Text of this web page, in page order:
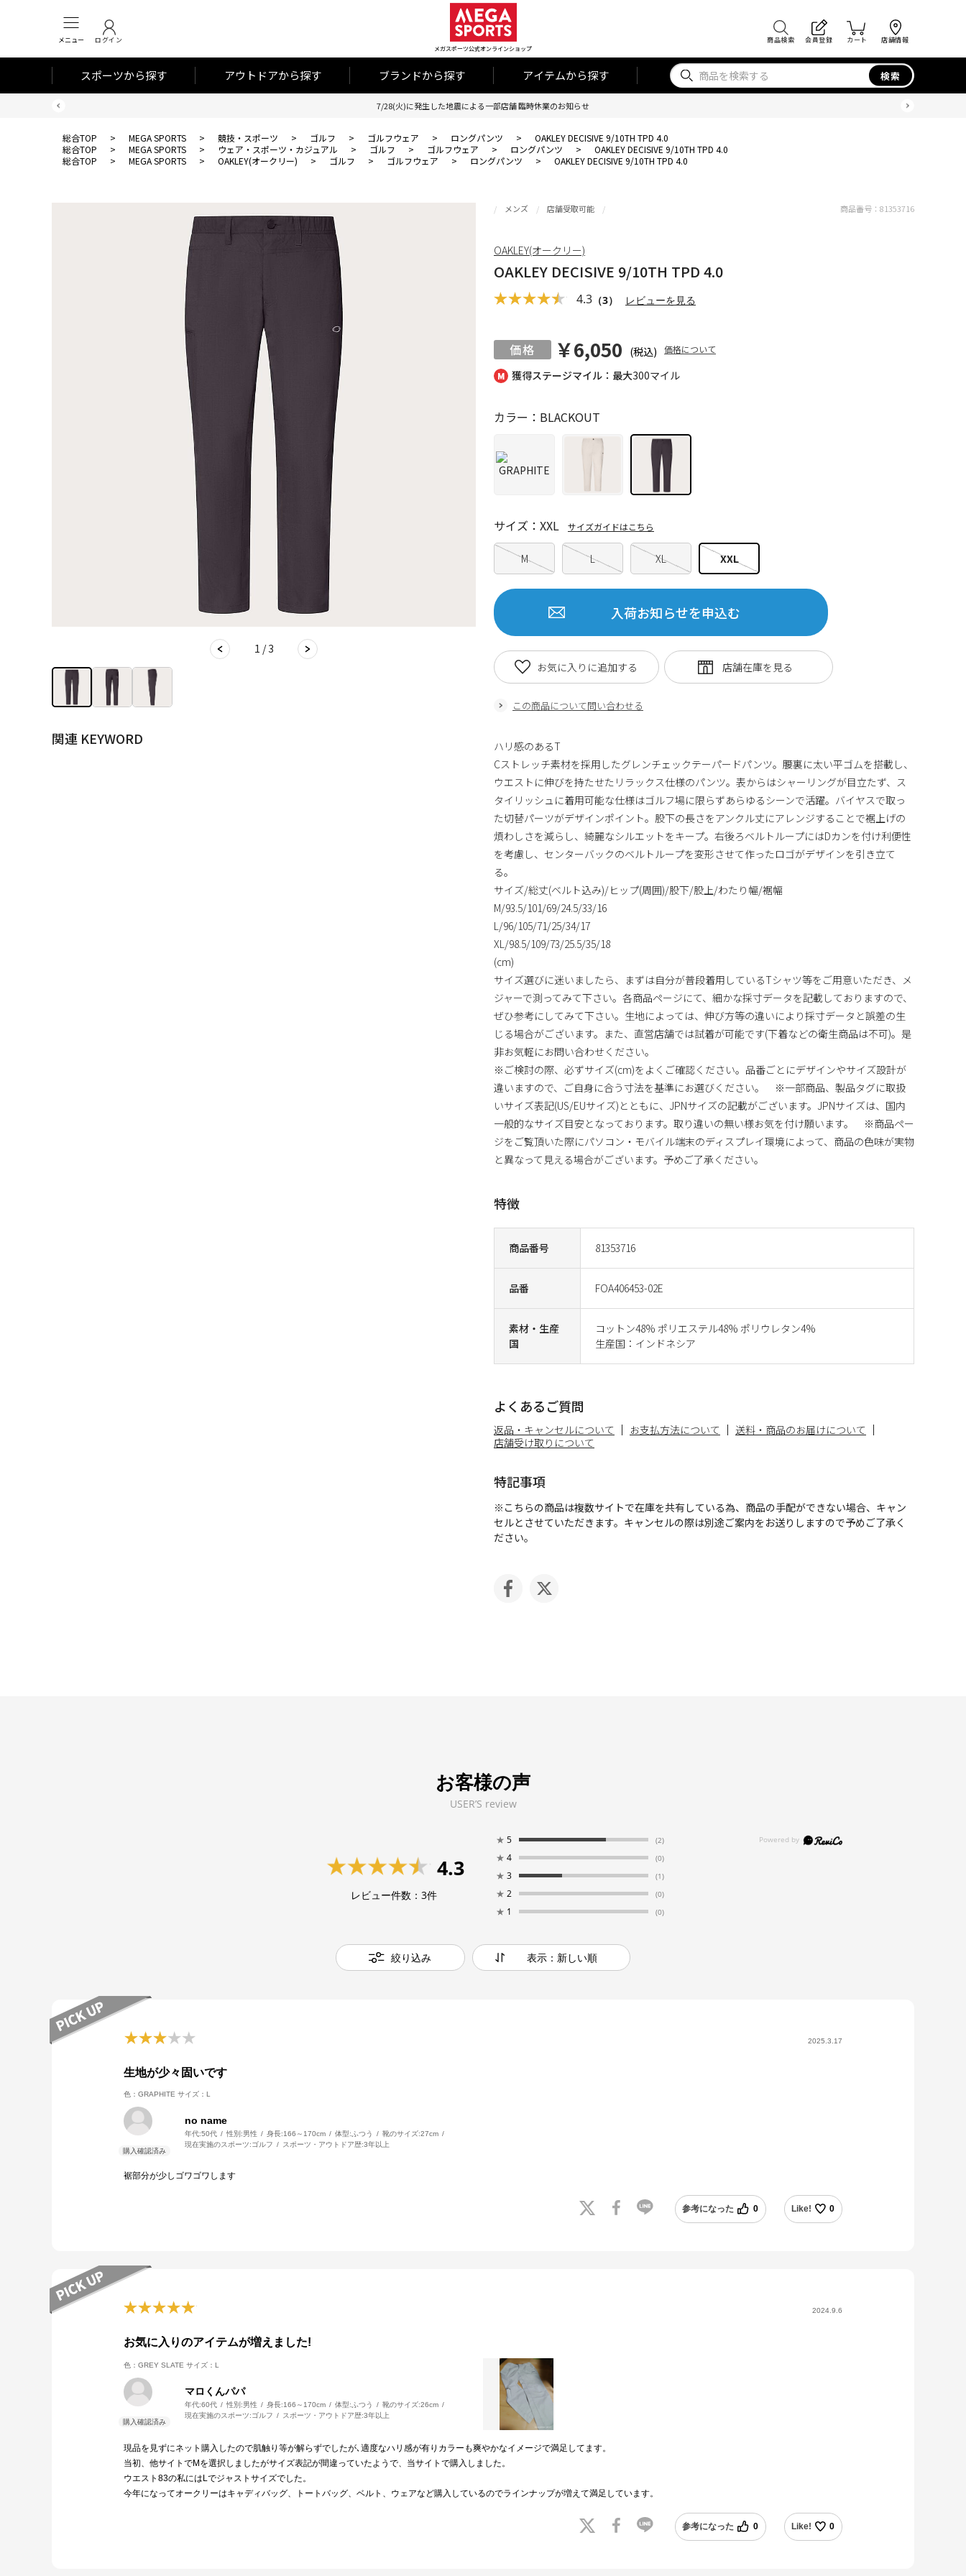
メニュー ログイン
メガスポーツ公式オンラインショップ
商品検索 会員登録 カート 店舗情報
スポーツから探す アウトドアから探す ブランドから探す アイテムから探す 検索
7/28(火)に発生した地震による一部店舗 臨時休業のお知らせ
総合TOP > MEGA SPORTS > 競技・スポーツ > ゴルフ > ゴルフウェア > ロングパンツ >
OAKLEY DECISIVE 9/10TH TPD 4.0
総合TOP
> MEGA SPORTS > ウェア・スポーツ・カジュアル > ゴルフ > ゴルフウェア > ロングパンツ >
OAKLEY DECISIVE 9/10TH TPD 4.0
総合TOP
> MEGA SPORTS > OAKLEY(オークリー) > ゴルフ > ゴルフウェア > ロングパンツ > OAKLEY DECISIVE 9/10TH TPD 4.0
1 / 3
関連 KEYWORD
獲得ステージマイル：最大300マイル
メンズ 店舗受取可能
OAKLEY DECISIVE 9/10TH TPD 4.0
4.3 （3） レビューを見る
￥6,050 (税込) 価格について
商品番号 81353716
品番 FOA406453-02E
素材・生産
国
コットン48% ポリエステル48% ポリウレタン4%
生産国：インドネシア
カラー：BLACKOUT
M L XL XXL
サイズ：XXL サイズガイドはこちら
入荷お知らせを申込む
この商品について問い合わせる
お気に入りに追加する
商品番号： 81353716
OAKLEY(オークリー)
ハリ感のあるT
Cストレッチ素材を採用したグレンチェックテーパードパンツ。腰裏に太い平ゴムを搭載し、
ウエストに伸びを持たせたリラックス仕様のパンツ。表からはシャーリングが目立たず、ス
タイリッシュに着用可能な仕様はゴルフ場に限らずあらゆるシーンで活躍。バイヤスで取っ
た切替パーツがデザインポイント。股下の長さをアンクル丈にアレンジすることで裾上げの
煩わしさを減らし、綺麗なシルエットをキープ。右後ろベルトループにはDカンを付け利便性
を考慮し、センターバックのベルトループを変形させて作ったロゴがデザインを引き立て
る。
サイズ/総丈(ベルト込み)/ヒップ(周囲)/股下/股上/わたり幅/裾幅
M/93.5/101/69/24.5/33/16
L/96/105/71/25/34/17
XL/98.5/109/73/25.5/35/18
(cm)
サイズ選びに迷いましたら、まずは自分が普段着用しているTシャツ等をご用意いただき、メ
ジャーで測ってみて下さい。各商品ページにて、細かな採寸データを記載しておりますので、
ぜひ参考にしてみて下さい。生地によっては、伸び方等の違いにより採寸データと誤差の生
じる場合がございます。また、直営店舗では試着が可能です(下着などの衛生商品は不可)。是
非お気軽にお問い合わせください。
※ご検討の際、必ずサイズ(cm)をよくご確認ください。品番ごとにデザインやサイズ設計が
違いますので、ご自身に合う寸法を基準にお選びください。 ※一部商品、製品タグに取扱
いサイズ表記(US/EUサイズ)とともに、JPNサイズの記載がございます。JPNサイズは、国内
一般的なサイズ目安となっております。取り違いの無い様お気を付け願います。 ※商品ペー
ジをご覧頂いた際にパソコン・モバイル端末のディスプレイ環境によって、商品の色味が実物
と異なって見える場合がございます。予めご了承ください。
特徴
よくあるご質問
返品・キャンセルについて お支払方法について
送料・商品のお届けについて
店舗受け取りについて
特記事項
※こちらの商品は複数サイトで在庫を共有している為、商品の手配ができない場合、キャン
セルとさせていただきます。キャンセルの際は別途ご案内をお送りしますので予めご了承く
ださい。
お客様の声
USER’S review
4.3
レビュー件数：3件
★ 5 (2)
★ 4 (0)
★ 3 (1)
★ 2 (0)
★ 1 (0)
絞り込み 表示：新しい順
2025.3.17
生地が少々固いです
色：GRAPHITE サイズ：L
no name
年代:50代 性別:男性 身長:166～170cm 体型: ふつう 靴のサイズ:27cm
現在実施のスポーツ:ゴルフ スポーツ・アウトドア歴:3年以上
裾部分が少しゴワゴワします
参考になった 0 Like! 0
2024.9.6
お気に入りのアイテムが増えました!
色：GREY SLATE サイズ：L
マロくんパパ
年代:60代 性別:男性 身長:166～170cm 体型: ふつう 靴のサイズ:26cm
現在実施のスポーツ:ゴルフ スポーツ・アウトドア歴:3年以上
現品を見ずにネット購入したので肌触り等が解らずでしたが､適度なハリ感が有りカラーも爽やかなイメージで満足してます。
当初、他サイトでMを選択しましたがサイズ表記が間違っていたようで、当サイトで購入しました。
ウエスト83の私にはLでジャストサイズでした。
今年になってオークリーはキャディバッグ、トートバッグ、ベルト、ウェアなど購入しているのでラインナップが増えて満足しています。
参考になった 0 Like! 0